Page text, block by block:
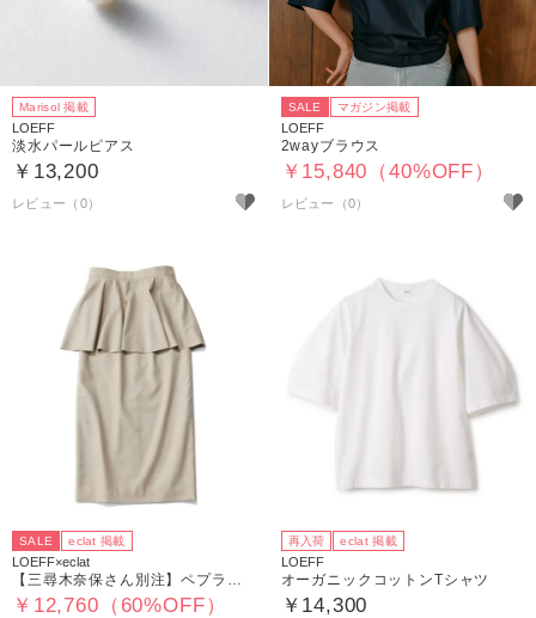
Marisol 掲載
LOEFF
淡水パールピアス
￥13,200
SALE マガジン掲載
LOEFF
2wayブラウス
￥15,840（40%OFF）
SALE eclat 掲載
LOEFF×eclat
【三尋木奈保さん別注】ペプラムスカート
￥12,760（60%OFF）
再入荷 eclat 掲載
LOEFF
オーガニックコットンTシャツ
￥14,300